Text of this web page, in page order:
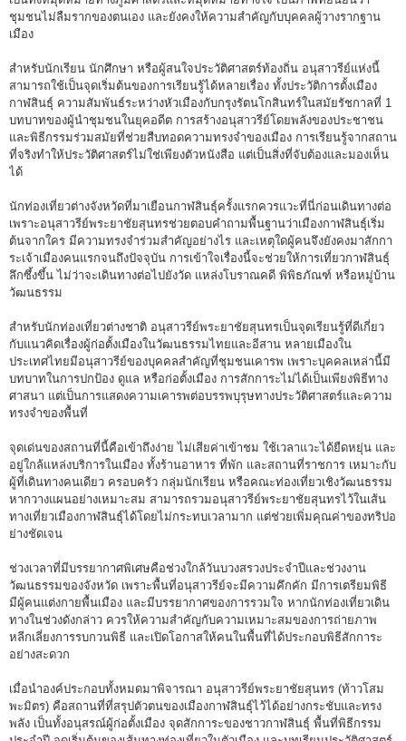
ชุมชนไม่ลืมรากของตนเอง และยังคงให้ความสำคัญกับบุคคลผู้วางรากฐาน
เมือง
สำหรับนักเรียน นักศึกษา หรือผู้สนใจประวัติศาสตร์ท้องถิ่น อนุสาวรีย์แห่งนี้
สามารถใช้เป็นจุดเริ่มต้นของการเรียนรู้ได้หลายเรื่อง ทั้งประวัติการตั้งเมือง
กาฬสินธุ์ ความสัมพันธ์ระหว่างหัวเมืองกับกรุงรัตนโกสินทร์ในสมัยรัชกาลที่ 1
บทบาทของผู้นำชุมชนในยุคอดีต การสร้างอนุสาวรีย์โดยพลังของประชาชน
และพิธีกรรมร่วมสมัยที่ช่วยสืบทอดความทรงจำของเมือง การเรียนรู้จากสถาน
ที่จริงทำให้ประวัติศาสตร์ไม่ใช่เพียงตัวหนังสือ แต่เป็นสิ่งที่จับต้องและมองเห็น
ได้
นักท่องเที่ยวต่างจังหวัดที่มาเยือนกาฬสินธุ์ครั้งแรกควรแวะที่นี่ก่อนเดินทางต่อ
เพราะอนุสาวรีย์พระยาชัยสุนทรช่วยตอบคำถามพื้นฐานว่าเมืองกาฬสินธุ์เริ่ม
ต้นจากใคร มีความทรงจำร่วมสำคัญอย่างไร และเหตุใดผู้คนจึงยังคงมาสักกา
ระเจ้าเมืองคนแรกจนถึงปัจจุบัน การเข้าใจเรื่องนี้จะช่วยให้การเที่ยวกาฬสินธุ์
ลึกซึ้งขึ้น ไม่ว่าจะเดินทางต่อไปยังวัด แหล่งโบราณคดี พิพิธภัณฑ์ หรือหมู่บ้าน
วัฒนธรรม
สำหรับนักท่องเที่ยวต่างชาติ อนุสาวรีย์พระยาชัยสุนทรเป็นจุดเรียนรู้ที่ดีเกี่ยว
กับแนวคิดเรื่องผู้ก่อตั้งเมืองในวัฒนธรรมไทยและอีสาน หลายเมืองใน
ประเทศไทยมีอนุสาวรีย์ของบุคคลสำคัญที่ชุมชนเคารพ เพราะบุคคลเหล่านี้มี
บทบาทในการปกป้อง ดูแล หรือก่อตั้งเมือง การสักการะไม่ได้เป็นเพียงพิธีทาง
ศาสนา แต่เป็นการแสดงความเคารพต่อบรรพบุรุษทางประวัติศาสตร์และความ
ทรงจำของพื้นที่
จุดเด่นของสถานที่นี้คือเข้าถึงง่าย ไม่เสียค่าเข้าชม ใช้เวลาแวะได้ยืดหยุ่น และ
อยู่ใกล้แหล่งบริการในเมือง ทั้งร้านอาหาร ที่พัก และสถานที่ราชการ เหมาะกับ
ผู้ที่เดินทางคนเดียว ครอบครัว กลุ่มนักเรียน หรือคณะท่องเที่ยวเชิงวัฒนธรรม
หากวางแผนอย่างเหมาะสม สามารถรวมอนุสาวรีย์พระยาชัยสุนทรไว้ในเส้น
ทางเที่ยวเมืองกาฬสินธุ์ได้โดยไม่กระทบเวลามาก แต่ช่วยเพิ่มคุณค่าของทริปอ
ย่างชัดเจน
ช่วงเวลาที่มีบรรยากาศพิเศษคือช่วงใกล้วันบวงสรวงประจำปีและช่วงงาน
วัฒนธรรมของจังหวัด เพราะพื้นที่อนุสาวรีย์จะมีความคึกคัก มีการเตรียมพิธี
มีผู้คนแต่งกายพื้นเมือง และมีบรรยากาศของการรวมใจ หากนักท่องเที่ยวเดิน
ทางในช่วงดังกล่าว ควรให้ความสำคัญกับความเหมาะสมของการถ่ายภาพ
หลีกเลี่ยงการรบกวนพิธี และเปิดโอกาสให้คนในพื้นที่ได้ประกอบพิธีสักการะ
อย่างสะดวก
เมื่อนำองค์ประกอบทั้งหมดมาพิจารณา อนุสาวรีย์พระยาชัยสุนทร (ท้าวโสม
พะมิตร) คือสถานที่ที่สรุปตัวตนของเมืองกาฬสินธุ์ไว้ได้อย่างกระชับและทรง
พลัง เป็นทั้งอนุสรณ์ผู้ก่อตั้งเมือง จุดสักการะของชาวกาฬสินธุ์ พื้นที่พิธีกรรม